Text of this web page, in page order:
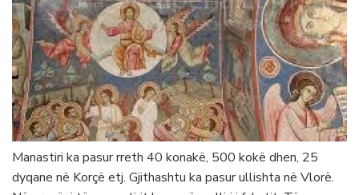
Manastiri ka pasur rreth 40 konakë, 500 kokë dhen, 25
dyqane në Korçë etj. Gjithashtu ka pasur ullishta në Vlorë.